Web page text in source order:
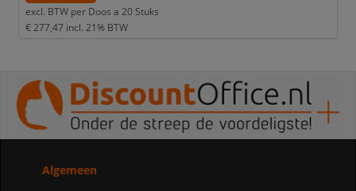
excl. BTW per Doos a 20 Stuks
€ 277,47 incl. 21% BTW
Algemeen